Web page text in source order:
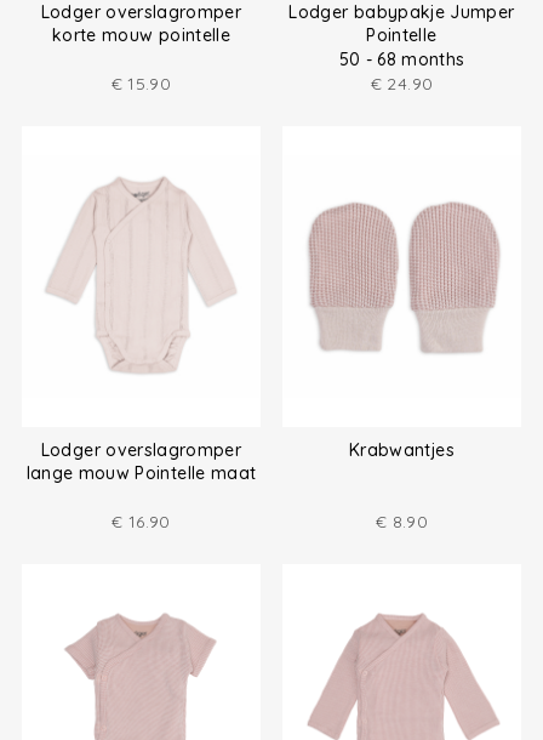
Lodger overslagromper
korte mouw pointelle
€ 15.90
Lodger babypakje Jumper
Pointelle
50 - 68 months
€ 24.90
Lodger overslagromper
lange mouw Pointelle maat
€ 16.90
Krabwantjes
€ 8.90